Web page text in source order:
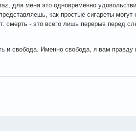
для меня это одновременно
как простые сигареты могут
смерть - это всего лишь перерыв перед
и свобода. Именно свобода, я вам правду